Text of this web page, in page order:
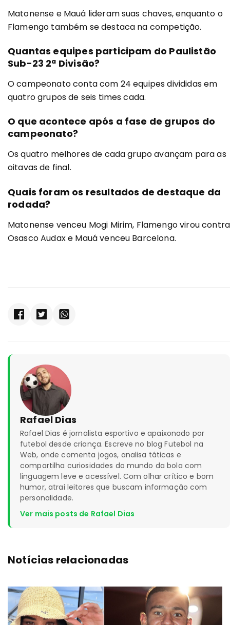
Matonense e Mauá lideram suas chaves, enquanto o
Flamengo também se destaca na competição.
Quantas equipes participam do Paulistão
Sub-23 2ª Divisão?
O campeonato conta com 24 equipes divididas em
quatro grupos de seis times cada.
O que acontece após a fase de grupos do
campeonato?
Os quatro melhores de cada grupo avançam para as
oitavas de final.
Quais foram os resultados de destaque da
rodada?
Matonense venceu Mogi Mirim, Flamengo virou contra
Osasco Audax e Mauá venceu Barcelona.
Rafael Dias
Rafael Dias é jornalista esportivo e apaixonado por
futebol desde criança. Escreve no blog Futebol na
Web, onde comenta jogos, analisa táticas e
compartilha curiosidades do mundo da bola com
linguagem leve e acessível. Com olhar crítico e bom
humor, atrai leitores que buscam informação com
personalidade.
Ver mais posts de Rafael Dias
Notícias relacionadas